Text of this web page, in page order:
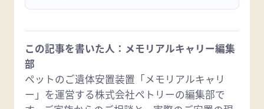
この記事を書いた人：メモリアルキャリー編集
部
ペットのご遺体安置装置「メモリアルキャリ
ー」を運営する株式会社ペトリーの編集部で